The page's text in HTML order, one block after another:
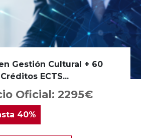
Gestión Cultural + 60
Créditos ECTS...
Oficial: 2295€
40%